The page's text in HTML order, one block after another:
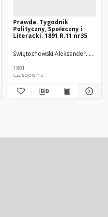
Świętochowski Aleksander. Red.
Prawda. Tygodnik
Polityczny, Społeczny i
Literacki. 1891 R.11 nr35
Świętochowski Aleksander. Wyd.
1891
czasopisma